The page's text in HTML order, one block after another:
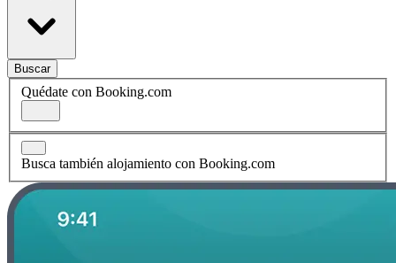
Buscar
Quédate con Booking.com
Busca también alojamiento con Booking.com